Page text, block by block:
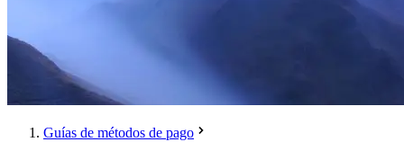
Guías de métodos de pago